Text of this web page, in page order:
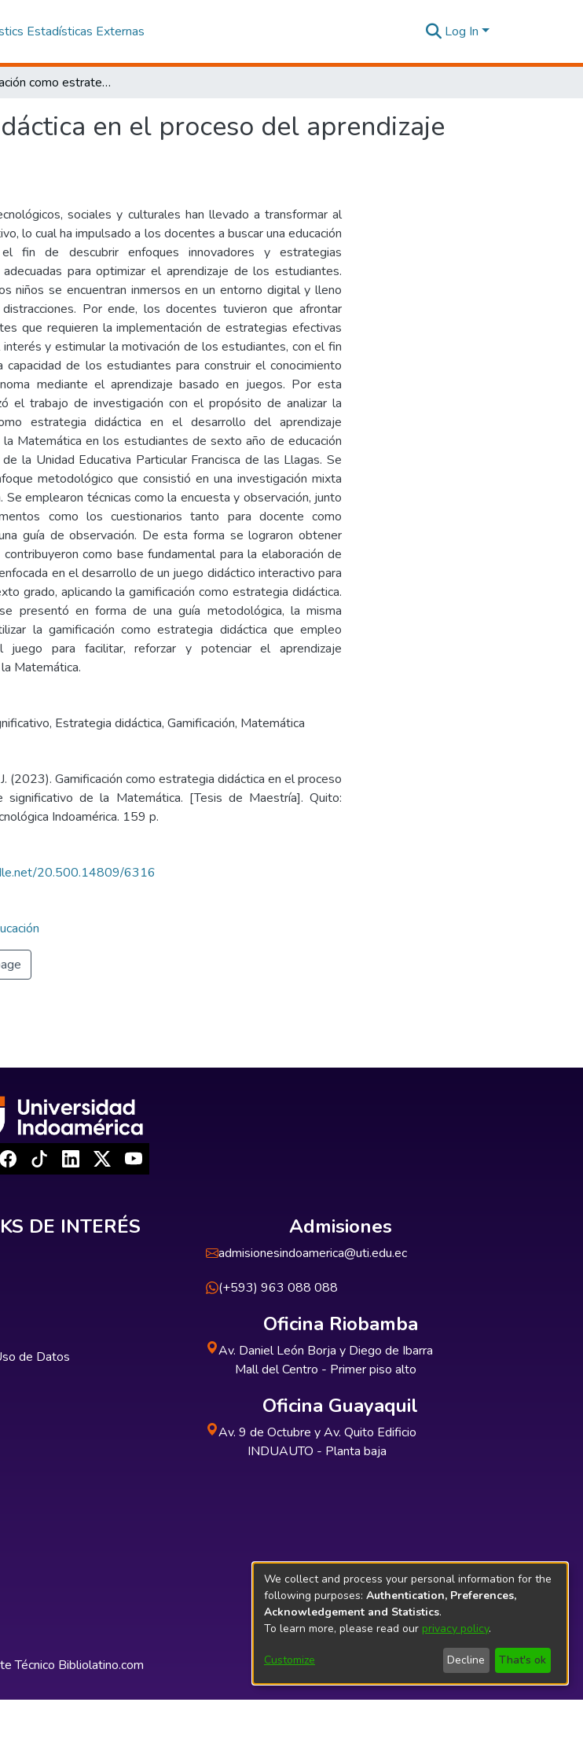
Estadísticas Externas Log In
Gamificación como estrategia didáctica en el proceso del aprendizaje significativo de la Matemática
en el proceso del aprendizaje
sociales y culturales han llevado a transformar al
lo cual ha impulsado a los docentes a buscar una educación
el fin de descubrir enfoques innovadores y estrategias
para optimizar el aprendizaje de los estudiantes.
niños se encuentran inmersos en un entorno digital y lleno
Por ende, los docentes tuvieron que afrontar
que requieren la implementación de estrategias efectivas
interés y estimular la motivación de los estudiantes, con el fin
capacidad de los estudiantes para construir el conocimiento
mediante el aprendizaje basado en juegos. Por esta
el trabajo de investigación con el propósito de analizar la
estrategia didáctica en el desarrollo del aprendizaje
Matemática en los estudiantes de sexto año de educación
la Unidad Educativa Particular Francisca de las Llagas. Se
metodológico que consistió en una investigación mixta
Se emplearon técnicas como la encuesta y observación, junto
como los cuestionarios tanto para docente como
guía de observación. De esta forma se lograron obtener
como base fundamental para la elaboración de
en el desarrollo de un juego didáctico interactivo para
grado, aplicando la gamificación como estrategia didáctica.
presentó en forma de una guía metodológica, la misma
la gamificación como estrategia didáctica que empleo
juego para facilitar, reforzar y potenciar el aprendizaje
Matemática.
, Estrategia didáctica, Gamificación, Matemática
(2023). Gamificación como estrategia didáctica en el proceso
significativo de la Matemática. [Tesis de Maestría]. Quito:
Indoamérica. 159 p.
20.500.14809/6316
DE INTERÉS
de Datos
Admisiones
admisionesindoamerica@uti.edu.ec
(+593) 963 088 088
Oficina Riobamba
Av. Daniel León Borja y Diego de Ibarra
Mall del Centro - Primer piso alto
Oficina Guayaquil
Av. 9 de Octubre y Av. Quito Edificio
INDUAUTO - Planta baja
Técnico Bibliolatino.com
We collect and process your personal information for the
following purposes: Authentication, Preferences,
Acknowledgement and Statistics.
To learn more, please read our privacy policy.
Customize Decline That's ok